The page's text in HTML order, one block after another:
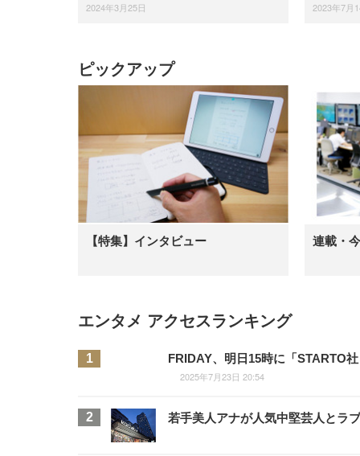
2024年3月25日 2023年7月
ピックアップ
【特集】インタビュー 連載・
エンタメ アクセスランキング
FRIDAY、明日15時に「STARTO
2025年7月23日 20:54
若手美人アナが人気中堅芸人とラ